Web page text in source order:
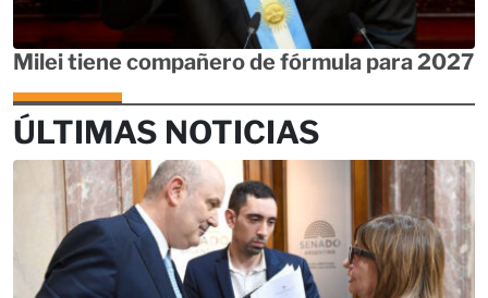
Milei tiene compañero de fórmula para 2027
ÚLTIMAS NOTICIAS